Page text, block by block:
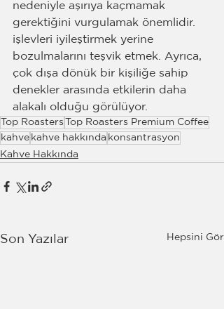
nedeniyle aşırıya kaçmamak
gerektiğini vurgulamak önemlidir.
işlevleri iyileştirmek yerine
bozulmalarını teşvik etmek. Ayrıca,
çok dışa dönük bir kişiliğe sahip
denekler arasında etkilerin daha
alakalı olduğu görülüyor.
Top Roasters
Top Roasters Premium Coffee
kahve kahve hakkında konsantrasyon
Kahve Hakkında
Son Yazılar Hepsini Gör